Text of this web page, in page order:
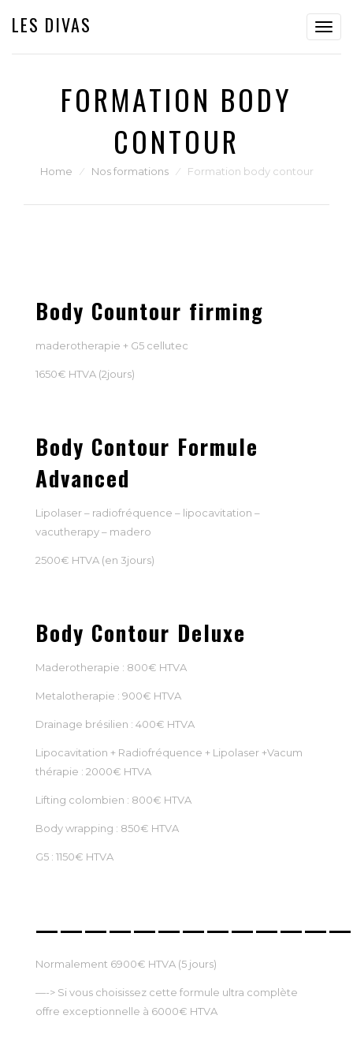
LES DIVAS
FORMATION BODY
CONTOUR
Home ⁄ Nos formations ⁄ Formation body contour
Body Countour firming
maderotherapie + G5 cellutec
1650€ HTVA (2jours)
Body Contour Formule
Advanced
Lipolaser – radiofréquence – lipocavitation –
vacutherapy – madero
2500€ HTVA (en 3jours)
Body Contour Deluxe
Maderotherapie : 800€ HTVA
Metalotherapie : 900€ HTVA
Drainage brésilien : 400€ HTVA
Lipocavitation + Radiofréquence + Lipolaser +Vacum
thérapie : 2000€ HTVA
Lifting colombien : 800€ HTVA
Body wrapping : 850€ HTVA
G5 : 1150€ HTVA
Normalement 6900€ HTVA (5 jours)
—-> Si vous choisissez cette formule ultra complète
offre exceptionnelle à 6000€ HTVA